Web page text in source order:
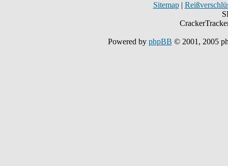
Sitemap|
Powered by phpBB © 2001, 2005